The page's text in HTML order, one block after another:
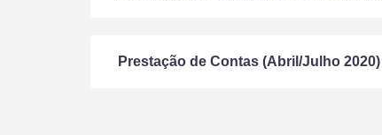
Prestação de Contas (Abril/Julho 2020)